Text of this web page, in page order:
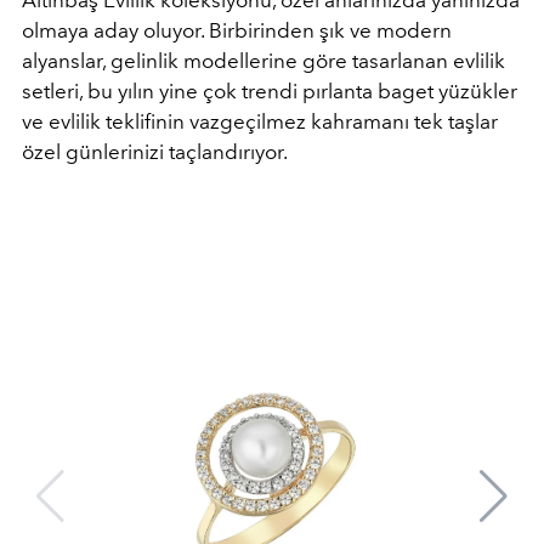
olmaya aday oluyor. Birbirinden şık ve modern
alyanslar, gelinlik modellerine göre tasarlanan evlilik
setleri, bu yılın yine çok trendi pırlanta baget yüzükler
ve evlilik teklifinin vazgeçilmez kahramanı tek taşlar
özel günlerinizi taçlandırıyor.